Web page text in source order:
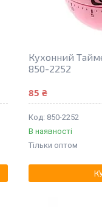
Кухонний
850-2252
85 ₴
850-2252
В наявності
Тільки оптом